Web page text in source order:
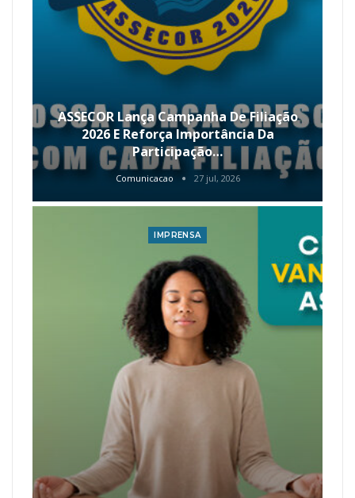
ASSECOR Lança Campanha De Filiação
2026 E Reforça Importância Da
Participação…
Comunicacao 27 jul, 2026
IMPRENSA